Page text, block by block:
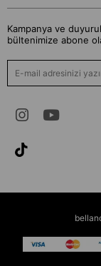
Kampanya ve
bültenimize abone